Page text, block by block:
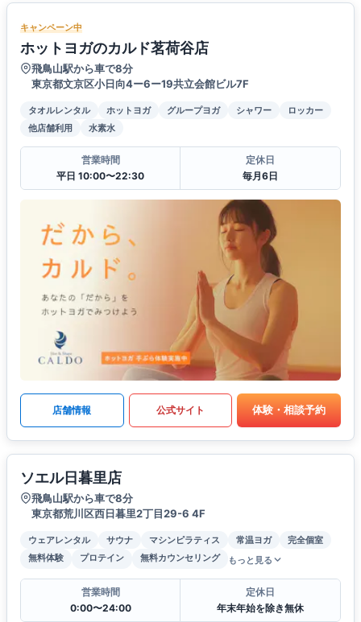
キャンペーン中
ホットヨガのカルド茗荷谷店
飛鳥山駅から車で8分
東京都文京区小日向4ー6ー19共立会館ビル7F
タオルレンタル ホットヨガ グループヨガ シャワー
ロッカー
他店舗利用
水素水
営業時間
平日 10:00〜22:30
定休日
毎月6日
店舗情報 公式サイト 体験・相談予約
ソエル日暮里店
飛鳥山駅から車で8分
東京都荒川区西日暮里2丁目29-6 4F
ウェアレンタル サウナ マシンピラティス 常温ヨガ
完全個室
無料体験
プロテイン 無料カウンセリング もっと見る
営業時間
0:00〜24:00
定休日
年末年始を除き無休